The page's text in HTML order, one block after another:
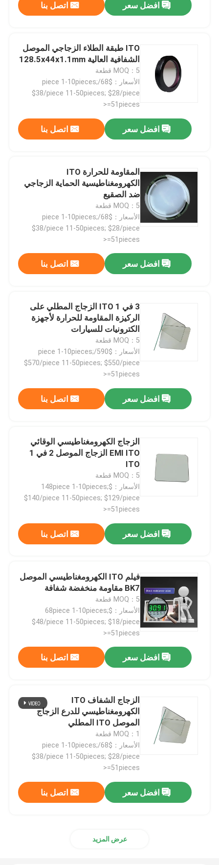
المنتجات
جولة في المعمل
ضبط الجودة
طلب اقتباس
افضل سعر اتصل بنا
ITO طبقة الطلاء الزجاجي الموصل
الشفافية العالية 128.5x44x1.1mm
MOQ：5 قطعة
الأسعار：$68/piece 1-10pieces;
$38/piece 11-50pieces; $28/piece
>=51pieces
افضل سعر اتصل بنا
المقاومة للحرارة ITO
الكهرومغناطيسية الحماية الزجاجي
ضد الصقيع
MOQ：5 قطعة
الأسعار：$68/piece 1-10pieces;
$38/piece 11-50pieces; $28/piece
>=51pieces
افضل سعر اتصل بنا
3 في 1 ITO الزجاج المطلي على
الركيزة المقاومة للحرارة لأجهزة
الكترونيات للسيارات
MOQ：5 قطعة
الأسعار：$590/piece 1-10pieces;
$570/piece 11-50pieces; $550/piece
>=51pieces
افضل سعر اتصل بنا
الزجاج الكهرومغناطيسي الوقائي
EMI ITO الزجاج الموصل 2 في 1
ITO
MOQ：5 قطعة
الأسعار：$148piece 1-10pieces;
$140/piece 11-50pieces; $129/piece
>=51pieces
افضل سعر اتصل بنا
فيلم ITO الكهرومغناطيسي الموصل
BK7 مقاومة منخفضة شفافة
MOQ：5 قطعة
الأسعار：$68piece 1-10pieces;
$48/piece 11-50pieces; $18/piece
>=51pieces
افضل سعر اتصل بنا
الزجاج الشفاف ITO
الكهرومغناطيسي للدرع الزجاج
الموصل ITO المطلي
MOQ：1 قطعة
الأسعار：$68/piece 1-10pieces;
$38/piece 11-50pieces; $28/piece
>=51pieces
افضل سعر اتصل بنا
عرض المزيد